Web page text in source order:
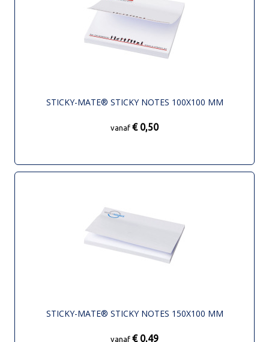
STICKY-MATE® STICKY NOTES 100X100 MM
vanaf € 0,50
STICKY-MATE® STICKY NOTES 150X100 MM
vanaf € 0,49